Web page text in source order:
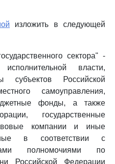
изложить в следующей
сектора" -
власти,
субъектов Российской
самоуправления,
фонды, а также
государственные
компании и иные
в соответствии с
полномочиями по
Российской Федерации